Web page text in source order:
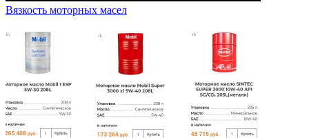
Вязкость моторных масел